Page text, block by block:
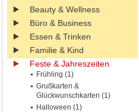
Beauty & Wellness
Büro & Business
Essen & Trinken
Familie & Kind
Feste & Jahreszeiten
Frühling (1)
Grußkarten &
Glückwunschkarten (1)
Halloween (1)